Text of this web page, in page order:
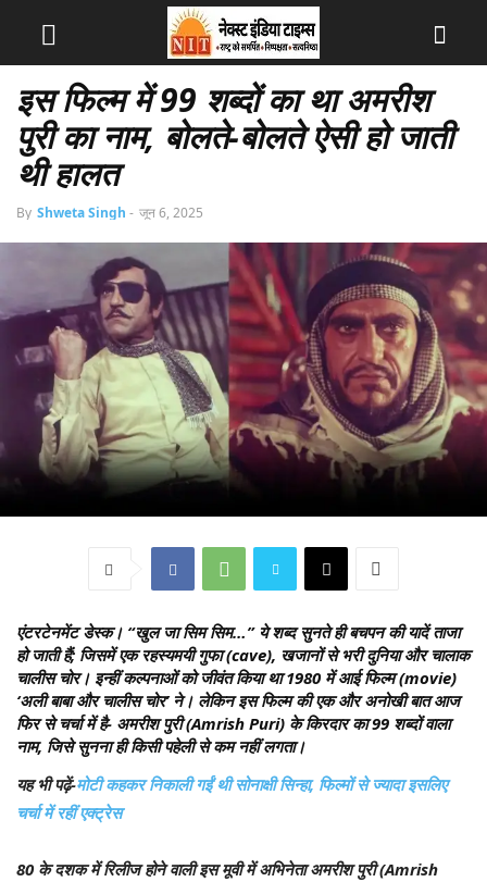
इस फिल्म में 99 शब्दों का था अमरीश
पुरी का नाम, बोलते-बोलते ऐसी हो जाती
थी हालत
By Shweta Singh - जून 6, 2025
एंटरटेनमेंट डेस्क। “खुल जा सिम सिम…” ये शब्द सुनते ही बचपन की यादें ताजा
हो जाती हैं; जिसमें एक रहस्यमयी गुफा (cave), खजानों से भरी दुनिया और चालाक
चालीस चोर। इन्हीं कल्पनाओं को जीवंत किया था 1980 में आई फिल्म (movie)
‘अली बाबा और चालीस चोर’ ने। लेकिन इस फिल्म की एक और अनोखी बात आज
फिर से चर्चा में है- अमरीश पुरी (Amrish Puri) के किरदार का 99 शब्दों वाला
नाम, जिसे सुनना ही किसी पहेली से कम नहीं लगता।
यह भी पढ़ें-मोटी कहकर निकाली गईं थी सोनाक्षी सिन्हा, फिल्मों से ज्यादा इसलिए
चर्चा में रहीं एक्ट्रेस
80 के दशक में रिलीज होने वाली इस मूवी में अभिनेता अमरीश पुरी (Amrish